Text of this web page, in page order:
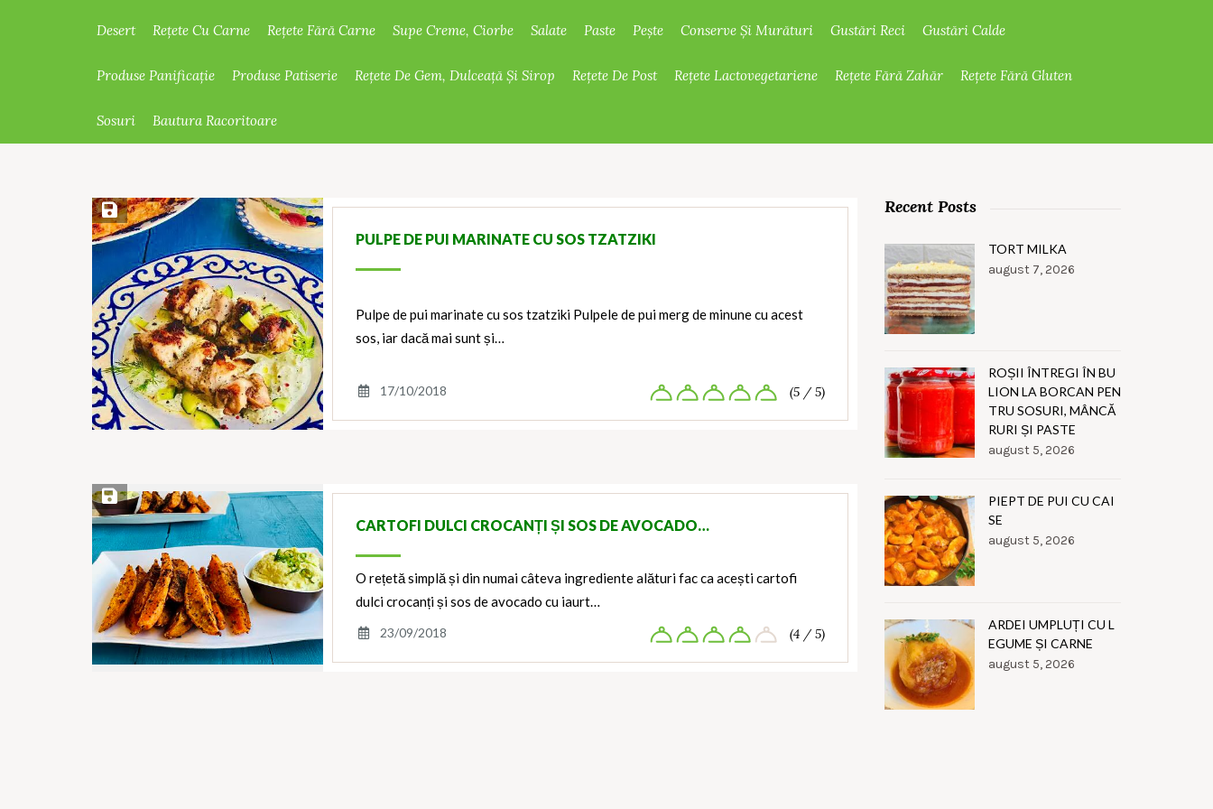
Desert Rețete Cu Carne Rețete Fără Carne Supe Creme, Ciorbe Salate Paste Pește Conserve Și Murături Gustări Reci Gustări Calde
Produse Panificație Produse Patiserie Rețete De Gem, Dulceață Și Sirop Rețete De Post Rețete Lactovegetariene Rețete Fără Zahăr Rețete Fără Gluten
Sosuri Bautura Racoritoare
Save Recipe
PULPE DE PUI MARINATE CU SOS TZATZIKI
Pulpe de pui marinate cu sos tzatziki Pulpele de pui merg de minune cu acest
sos, iar dacă mai sunt și…
17/10/2018 (5 / 5)
Save Recipe
CARTOFI DULCI CROCANȚI ȘI SOS DE AVOCADO…
O rețetă simplă și din numai câteva ingrediente alături fac ca acești cartofi
dulci crocanți și sos de avocado cu iaurt…
23/09/2018 (4 / 5)
Recent Posts
TORT MILKA
august 7, 2026
ROȘII ÎNTREGI ÎN BU
LION LA BORCAN PEN
TRU SOSURI, MÂNCĂ
RURI ȘI PASTE
august 5, 2026
PIEPT DE PUI CU CAI
SE
august 5, 2026
ARDEI UMPLUȚI CU L
EGUME ȘI CARNE
august 5, 2026